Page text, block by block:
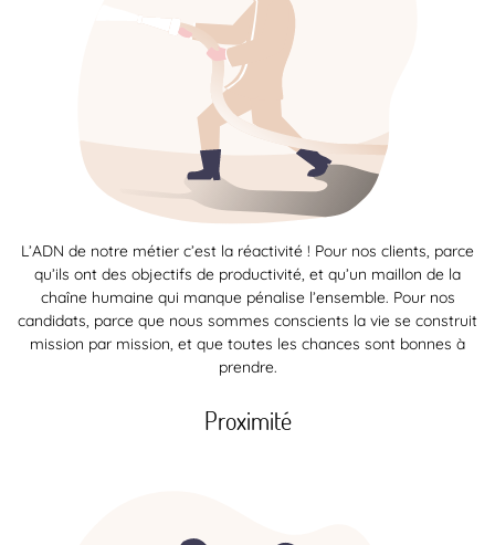
L’ADN de notre métier c’est la réactivité ! Pour nos clients, parce
qu’ils ont des objectifs de productivité, et qu’un maillon de la
chaîne humaine qui manque pénalise l’ensemble. Pour nos
candidats, parce que nous sommes conscients la vie se construit
mission par mission, et que toutes les chances sont bonnes à
prendre.
Proximité